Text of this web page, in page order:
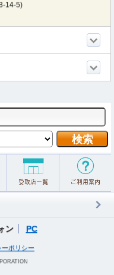
14-5)
ン PC
ーポリシー